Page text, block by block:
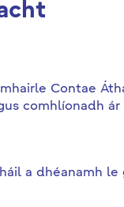
Contae
comhlíonadh ár
a dhéanamh